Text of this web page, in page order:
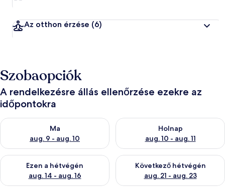
Az otthon érzése (6)
Szobaopciók
A rendelkezésre állás ellenőrzése ezekre az
időpontokra
Ma
aug. 9 - aug. 10
A ma esti rendelkezésre állás ellenőrzése: aug. 9 - aug. 10
Holnap
aug. 10 - aug. 11
A holnapi rendelkezésre állás
Ezen a hétvégén
aug. 14 - aug. 16
A mostani hétvégi rendelkezésre állás ellenőrzése: aug. 14 -
Következő hétvégén
aug. 21 - aug. 23
A következő hétvégi